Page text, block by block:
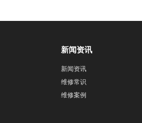
新闻资讯
新闻资讯
维修常识
维修案例